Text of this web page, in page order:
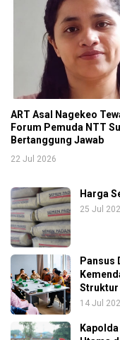
ART Asal Nagekeo
Forum Pemuda NTT
Bertanggung Jawab
22 Jul 2026
Harga
25 Jul
Pansus
Struktur
14 Jul